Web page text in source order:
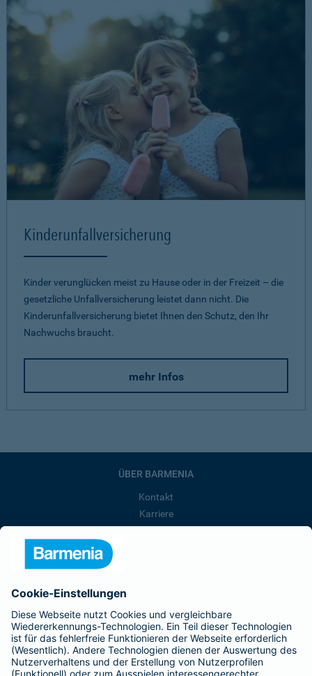
Kinderunfallversicherung
Kinder verunglücken meist zu Hause oder in der Freizeit – die
gesetzliche Unfallversicherung leistet dann nicht. Die
Kinderunfallversicherung bietet Ihnen den Schutz, den Ihr
Nachwuchs braucht.
mehr Infos
ÜBER BARMENIA
Kontakt
Karriere
Barmenia ist Teil der BarmeniaGothaer
BELIEBTE SEITEN
Kranken-Zusatzversicherung
Tierversicherungen